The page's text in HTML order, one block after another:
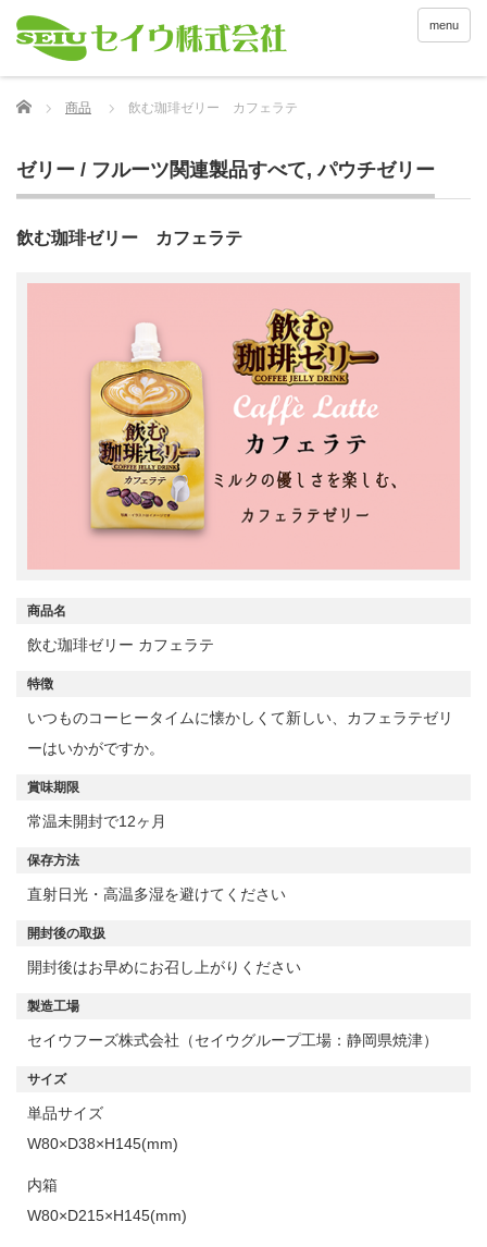
menu
Home 商品 飲む珈琲ゼリー カフェラテ
ゼリー / フルーツ関連製品すべて,パウチゼリー
飲む珈琲ゼリー カフェラテ
商品名
飲む珈琲ゼリー カフェラテ
特徴
いつものコーヒータイムに懐かしくて新しい、カフェラテゼリ
ーはいかがですか。
賞味期限
常温未開封で12ヶ月
保存方法
直射日光・高温多湿を避けてください
開封後の取扱
開封後はお早めにお召し上がりください
製造工場
セイウフーズ株式会社（セイウグループ工場：静岡県焼津）
サイズ
単品サイズ
W80×D38×H145(mm)
内箱
W80×D215×H145(mm)